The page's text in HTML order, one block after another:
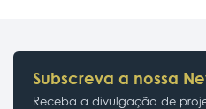
Subscreva a nossa
Receba a divulgação de